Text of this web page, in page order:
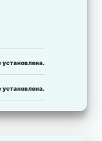
установлена.
установлена.